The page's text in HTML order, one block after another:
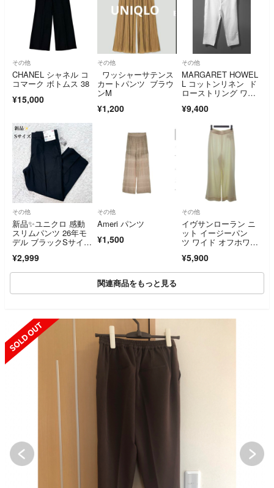
その他
CHANEL シャネル コ
コマーク ボトムス 38
¥15,000
その他
ワッシャーサテンス
カートパンツ ブラウ
ンM
¥1,200
その他
MARGARET HOWEL
L コットンリネン ド
ローストリング ワイ
¥9,400
その他
新品✨️ユニクロ 感動
スリムパンツ 26年モ
デル ブラックSサイ
¥2,999
その他
Ameri パンツ
¥1,500
その他
イヴサンローラン ニ
ット イージーパン
ツ ワイド オフホワイ
¥5,900
関連商品をもっと見る